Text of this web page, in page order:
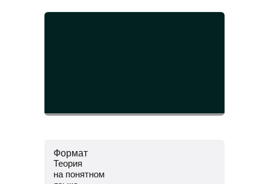
Формат
Теория
на понятном